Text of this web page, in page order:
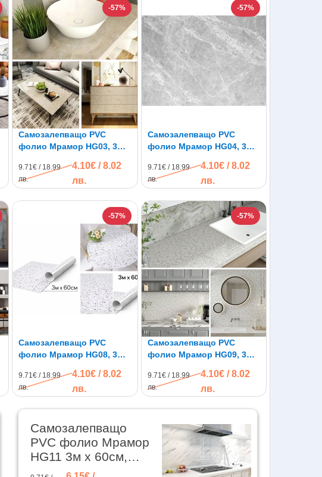
-57%
Самозалепващо PVC
фолио Мрамор HG03, 3м x
9.71€ / 18.99
лв.
4.10€ / 8.02
лв.
-57%
Самозалепващо PVC
фолио Мрамор HG04, 3м x
9.71€ / 18.99
лв.
4.10€ / 8.02
лв.
-57%
Самозалепващо PVC
фолио Мрамор HG08, 3м x
9.71€ / 18.99
лв.
4.10€ / 8.02
лв.
-57%
Самозалепващо PVC
фолио Мрамор HG09, 3м x
9.71€ / 18.99
лв.
4.10€ / 8.02
лв.
Самозалепващо
PVC фолио Мрамор
HG11 3м x 60см,
водоустойчиво